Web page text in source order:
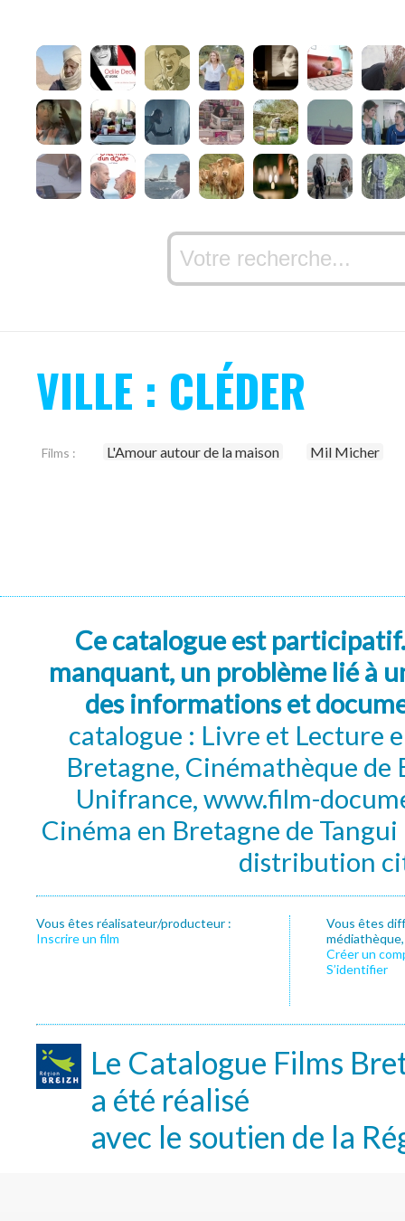
VILLE : CLÉDER
Films : L'Amour autour de la maison Mil Micher
Ce catalogue est
manquant, un problème lié à
des informations et
catalogue : Livre et Lecture
Bretagne, Cinémathèque de
Unifrance, www.film-
Cinéma en Bretagne de
distribution
Vous êtes réalisateur/producteur :
Inscrire un film
Vous êtes
Créer un
S’identifier
Le Catalogue Films
a été réalisé
avec le soutien de la